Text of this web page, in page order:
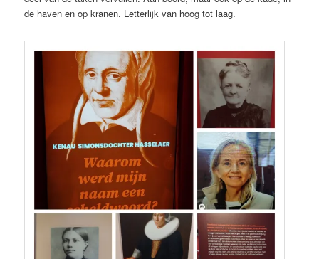
de haven en op kranen. Letterlijk van hoog tot laag.